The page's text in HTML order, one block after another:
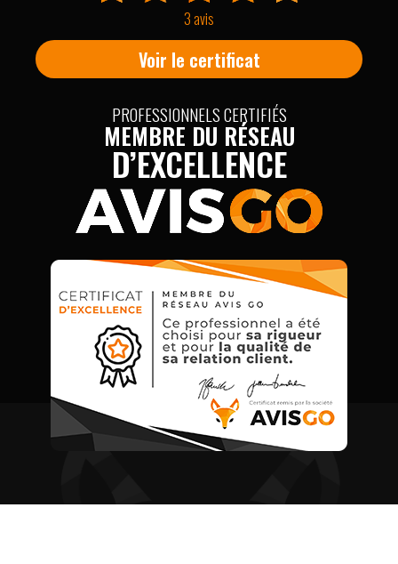
3 avis
Voir le certificat
PROFESSIONNELS CERTIFIÉS
MEMBRE DU RÉSEAU
D’EXCELLENCE